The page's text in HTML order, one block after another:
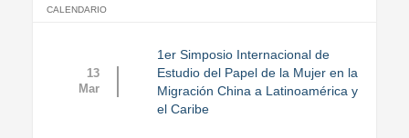
CALENDARIO
13
Mar
1er Simposio Internacional de
Estudio del Papel de la Mujer en la
Migración China a Latinoamérica y
el Caribe